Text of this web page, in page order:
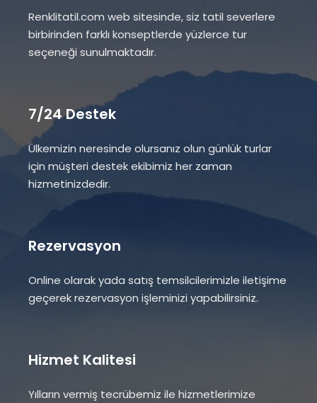
Renklitatil.com web sitesinde, siz tatil severlere
birbirinden farklı konseptlerde yüzlerce tur
seçeneği sunulmaktadır.
7/24 Destek
Ülkemizin neresinde olursanız olun günlük turlar
için müşteri destek ekibimiz her zaman
hizmetinizdedir.
Rezervasyon
Online olarak yada satış temsilcilerimizle iletişime
geçerek rezervasyon işleminizi yapabilirsiniz.
Hizmet Kalitesi
Yılların vermiş tecrübemiz ile hizmetlerimize